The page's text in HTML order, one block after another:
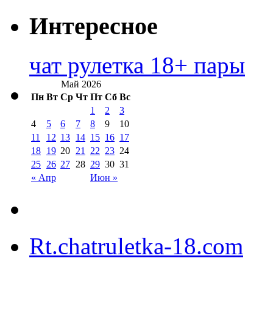
Интересное
чат рулетка 18+ пары
Май 2026
Пн Вт Ср Чт Пт Сб Вс
« Апр Июн »
1 2
3
4
5 6 7 8 9
10
11
12 13 14 15 16 17
18 19 20 21 22 23 24
25 26 27 28 29 30 31
Rt.chatruletka-18.com